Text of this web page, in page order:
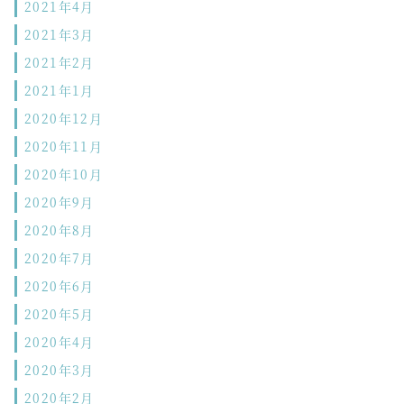
2021年4月
2021年3月
2021年2月
2021年1月
2020年12月
2020年11月
2020年10月
2020年9月
2020年8月
2020年7月
2020年6月
2020年5月
2020年4月
2020年3月
2020年2月